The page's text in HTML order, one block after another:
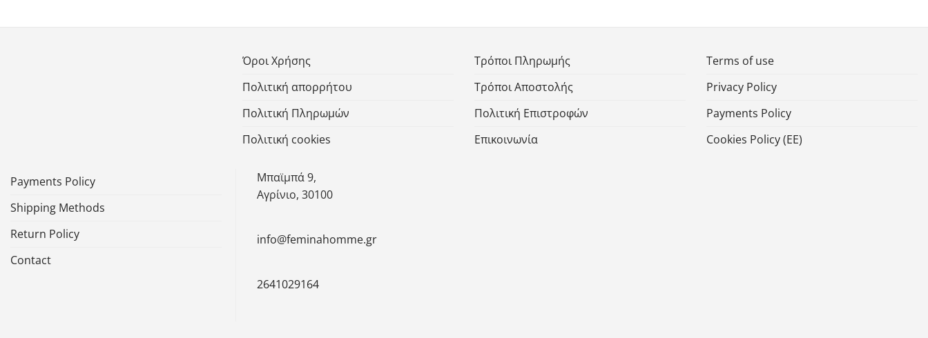
Όροι Χρήσης
Πολιτική απορρήτου
Πολιτική Πληρωμών
Πολιτική cookies
Τρόποι Πληρωμής
Τρόποι Αποστολής
Πολιτική Επιστροφών
Επικοινωνία
Terms of use
Privacy Policy
Payments Policy
Cookies Policy (ΕΕ)
Payments Policy
Shipping Methods
Return Policy
Contact
Μπαϊμπά 9,
Αγρίνιο, 30100
info@feminahomme.gr
2641029164